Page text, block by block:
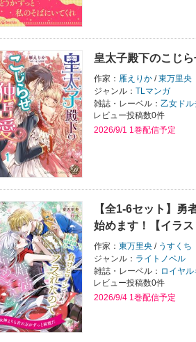
皇太子殿下のこじら
作家： 雁えりか /東万里央
ジャンル： TLマンガ
雑誌・レーベル： 乙女ドル
レビュー投稿数0件
2026/9/1 1巻配信予定
【全1-6セット】
始めます！【イラス
作家： 東万里央 / うすくち
ジャンル： ライトノベル
雑誌・レーベル： ロイヤル
レビュー投稿数0件
2026/9/4 1巻配信予定